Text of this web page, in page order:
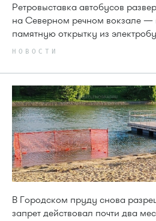
Ретровыставка автобусов
на Северном речном вокзале —
памятную открытку из
НОВОСТИ
В Городском пруду снова
запрет действовал почти два